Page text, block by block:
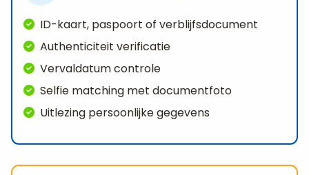
ID-kaart, paspoort of verblijfsdocument
Authenticiteit verificatie
Vervaldatum controle
Selfie matching met documentfoto
Uitlezing persoonlijke gegevens